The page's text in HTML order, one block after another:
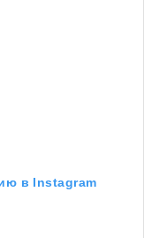
в Instagram